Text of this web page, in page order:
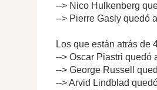
--> Nico Hulkenberg
--> Pierre Gasly quedó
Los que están atrás de
--> Oscar Piastri quedó
--> George Russell
--> Arvid Lindblad